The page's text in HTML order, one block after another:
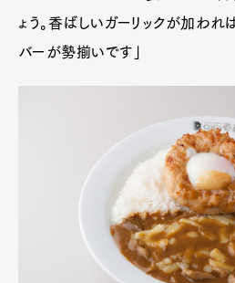
ょう。香ばしいガーリックが加わ
バーが勢揃いです」